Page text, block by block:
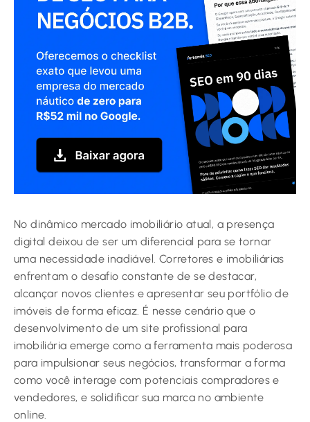
No dinâmico mercado imobiliário atual, a presença
digital deixou de ser um diferencial para se tornar
uma necessidade inadiável. Corretores e imobiliárias
enfrentam o desafio constante de se destacar,
alcançar novos clientes e apresentar seu portfólio de
imóveis de forma eficaz. É nesse cenário que o
desenvolvimento de um site profissional para
imobiliária emerge como a ferramenta mais poderosa
para impulsionar seus negócios, transformar a forma
como você interage com potenciais compradores e
vendedores, e solidificar sua marca no ambiente
online.